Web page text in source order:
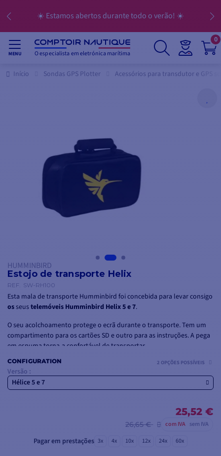
☀️ Estamos abertos durante todo o verão! ☀️
MENU O especialista em eletrónica marítima
0
Início Sondas GPS Plotter Acessórios para transdutor e GPS
HUMMINBIRD
Estojo de transporte Helix
REF. SW-RH100
Esta mala de transporte Humminbird foi concebida para levar consigo
os seustelemóveis Humminbird Helix 5 e 7.
O seu acolchoamento protege o ecrã durante o transporte. Tem um
compartimento para os cartões SD e outro para as instruções. A pega
em espuma torna-a confortável de transportar.
CONFIGURATION
Versão :
Hélice 5 e 7
2 OPÇÕES POSSÍVEIS
25,52 €
26,65 € com IVA sem IVA
Pagar em prestações 3x 4x 10x 12x 24x 60x